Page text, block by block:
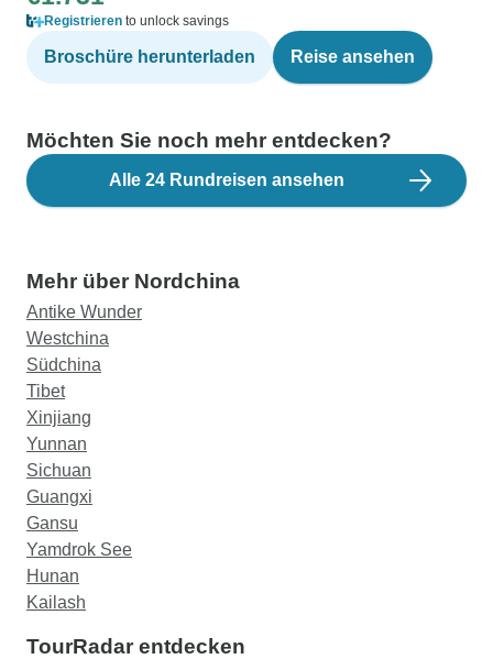
Registrieren to unlock savings
Broschüre herunterladen Reise ansehen
Möchten Sie noch mehr entdecken?
Alle 24 Rundreisen ansehen
Mehr über Nordchina
Antike Wunder
Westchina
Südchina
Tibet
Xinjiang
Yunnan
Sichuan
Guangxi
Gansu
Yamdrok See
Hunan
Kailash
TourRadar entdecken